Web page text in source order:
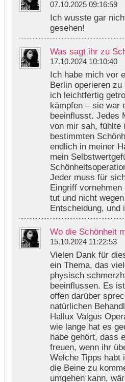
07.10.2025 09:16:59
Ich wusste gar
gesehen!
Was sagt ihr zu
17.10.2024 10:10:40
Ich habe mich vor
Berlin operieren
ich leichtfertig
kämpfen – sie war
beeinflusst. Jedes
von mir sah, fühlte
bestimmten
endlich in meiner
mein
Jeder muss für
Eingriff
tut und nicht
Entscheidung, und
Wo die Schönheit
15.10.2024 11:22:53
Vielen Dank für
ein Thema, das
physisch
beeinflussen. Es
offen darüber
natürlichen
Hallux Valgus
wie lange hat es
habe gehört, dass
freuen, wenn ihr
Welche Tipps habt
die Beine zu
umgehen kann,